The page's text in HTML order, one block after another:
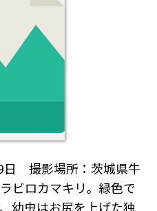
日 撮影場所：茨城県牛
ビロカマキリ。緑色で
幼虫はお尻を上げた独